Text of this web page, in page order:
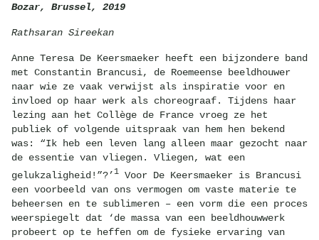
Bozar, Brussel, 2019
Rathsaran Sireekan
Anne Teresa De Keersmaeker heeft een bijzondere band
met Constantin Brancusi, de Roemeense beeldhouwer
naar wie ze vaak verwijst als inspiratie voor en
invloed op haar werk als choreograaf. Tijdens haar
lezing aan het Collège de France vroeg ze het
publiek of volgende uitspraak van hem hen bekend
was: “Ik heb een leven lang alleen maar gezocht naar
de essentie van vliegen. Vliegen, wat een
gelukzaligheid!”?’1Voor De Keersmaeker is Brancusi
een voorbeeld van ons vermogen om vaste materie te
beheersen en te sublimeren – een vorm die een proces
weerspiegelt dat ‘de massa van een beeldhouwwerk
probeert op te heffen om de fysieke ervaring van